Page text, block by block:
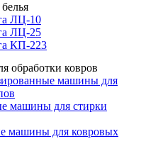
ЛЦ-10
ЛЦ-25
КП-223
обработки ковров
машины для
машины для стирки
машины для ковровых